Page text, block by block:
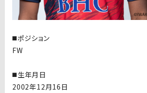
◼️ポジション
FW
◼️生年月日
2002年12月16日